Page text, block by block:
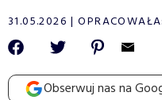
31.05.2026 OPRACOWAŁA:
Obserwuj nas na